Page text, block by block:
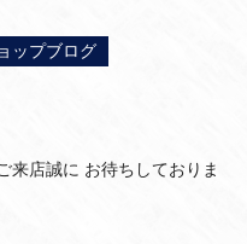
ップブログ
来店誠に お待ちしておりま